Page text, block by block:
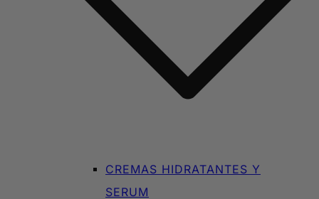
CREMAS HIDRATANTES Y
SERUM